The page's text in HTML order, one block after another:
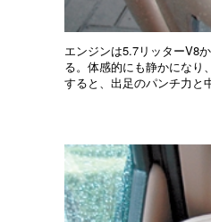
エンジンは5.7リッターV8
る。体感的にも静かになり
すると、出足のパンチ力と